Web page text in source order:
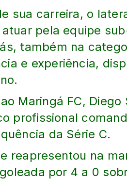
sua carreira, o
pela equipe
também na
e experiência,
Maringá FC, Diego
profissional
da Série C.
reapresentou na
por 4 a 0